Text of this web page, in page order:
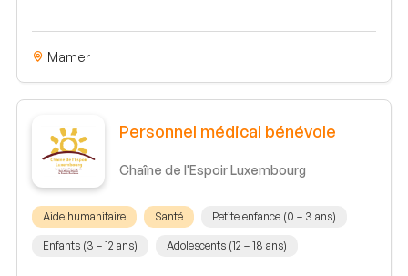
Mamer
Personnel médical bénévole
Chaîne de l'Espoir Luxembourg
Aide humanitaire Santé Petite enfance (0 – 3 ans)
Enfants (3 – 12 ans) Adolescents (12 – 18 ans)